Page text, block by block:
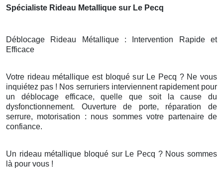
Spécialiste Rideau Metallique sur Le Pecq
Déblocage Rideau Métallique : Intervention Rapide et
Efficace
Votre rideau métallique est bloqué sur Le Pecq ? Ne vous
inquiétez pas ! Nos serruriers interviennent rapidement pour
un déblocage efficace, quelle que soit la cause du
dysfonctionnement. Ouverture de porte, réparation de
serrure, motorisation : nous sommes votre partenaire de
confiance.
Un rideau métallique bloqué sur Le Pecq ? Nous sommes
là pour vous !